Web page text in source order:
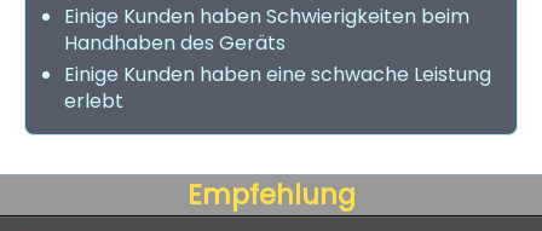
Einige Kunden haben Schwierigkeiten beim
Handhaben des Geräts
Einige Kunden haben eine schwache Leistung
erlebt
Empfehlung